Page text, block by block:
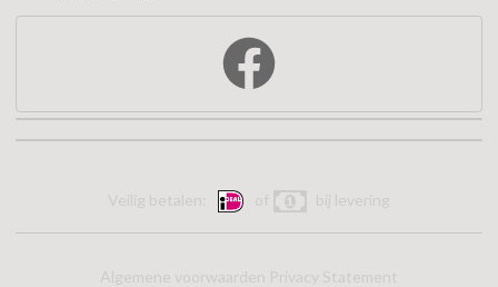
Veilig betalen: of bij levering
Algemene voorwaarden Privacy Statement